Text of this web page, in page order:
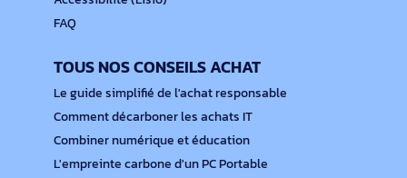
FAQ
TOUS NOS CONSEILS ACHAT
Le guide simplifié de l'achat responsable
Comment décarboner les achats IT
Combiner numérique et éducation
L'empreinte carbone d'un PC Portable